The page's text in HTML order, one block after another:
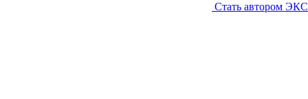
Стать автором